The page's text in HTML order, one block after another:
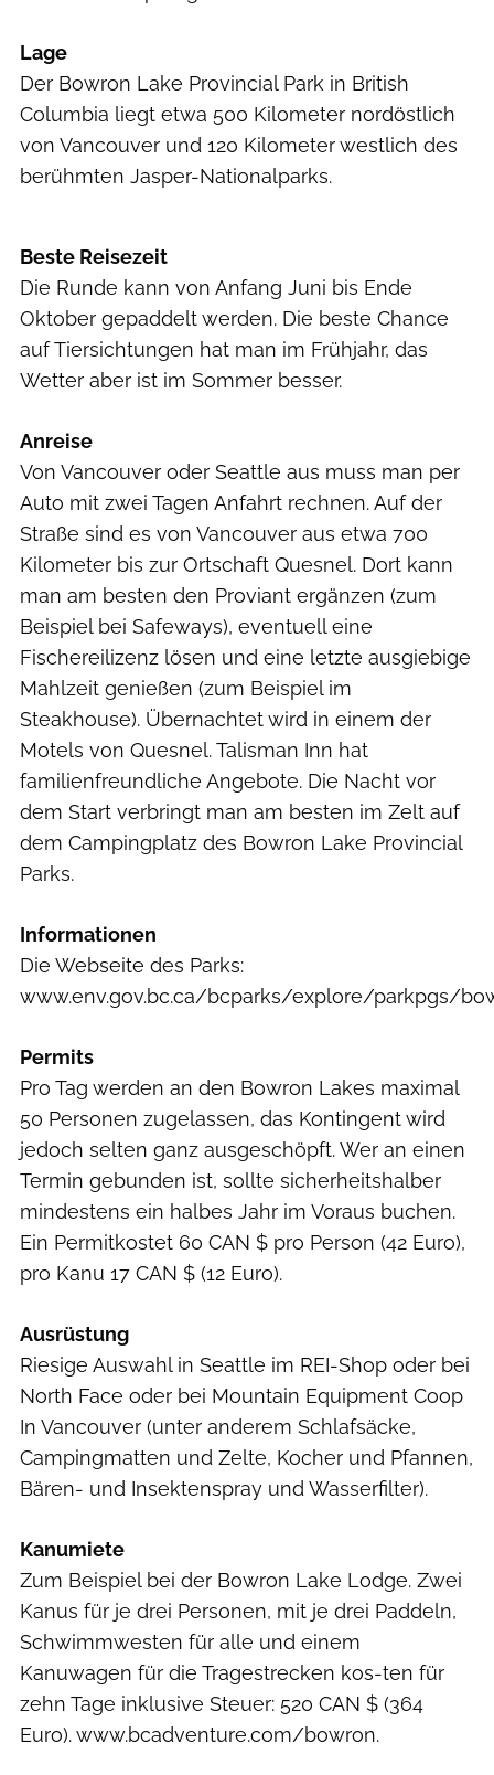
Lage
Der Bowron Lake Provincial Park in British
Columbia liegt etwa 500 Kilometer nordöstlich
von Vancouver und 120 Kilometer westlich des
berühmten Jasper-Nationalparks.
Beste Reisezeit
Die Runde kann von Anfang Juni bis Ende
Oktober gepaddelt werden. Die beste Chance
auf Tiersichtungen hat man im Frühjahr, das
Wetter aber ist im Sommer besser.
Anreise
Von Vancouver oder Seattle aus muss man per
Auto mit zwei Tagen Anfahrt rechnen. Auf der
Straße sind es von Vancouver aus etwa 700
Kilometer bis zur Ortschaft Quesnel. Dort kann
man am besten den Proviant ergänzen (zum
Beispiel bei Safeways), eventuell eine
Fischereilizenz lösen und eine letzte ausgiebige
Mahlzeit genießen (zum Beispiel im
Steakhouse). Übernachtet wird in einem der
Motels von Quesnel. Talisman Inn hat
familienfreundliche Angebote. Die Nacht vor
dem Start verbringt man am besten im Zelt auf
dem Campingplatz des Bowron Lake Provincial
Parks.
Informationen
Die Webseite des Parks:
www.env.gov.bc.ca/bcparks/explore/parkpgs/
Permits
Pro Tag werden an den Bowron Lakes maximal
50 Personen zugelassen, das Kontingent wird
jedoch selten ganz ausgeschöpft. Wer an einen
Termin gebunden ist, sollte sicherheitshalber
mindestens ein halbes Jahr im Voraus buchen.
Ein Permit­kostet 60 CAN $ pro Person (42 Euro),
pro Kanu 17 CAN $ (12 Euro).
Ausrüstung
Riesige Auswahl in Seattle im REI-Shop oder bei
North Face oder bei Mountain Equipment Coop
In Vancouver (unter anderem Schlafsäcke,
Campingmatten und Zelte, Kocher und Pfannen,
Bären- und Insektenspray und Wasserfilter).
Kanumiete
Zum Beispiel bei der Bowron Lake Lodge. Zwei
Kanus für je drei Personen, mit je drei Paddeln,
Schwimmwesten für alle und einem
Kanuwagen für die Tragestrecken kos-ten für
zehn Tage inklusive Steuer: 520 CAN $ (364
Euro). www.bcadventure.com/bowron.